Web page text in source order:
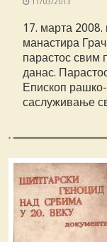
11/03/2013
17. марта 2008.
манастира
парастос свим
данас.
Епископ
саслуживање